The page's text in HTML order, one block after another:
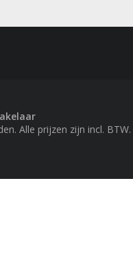
Alle prijzen zijn incl. BTW.